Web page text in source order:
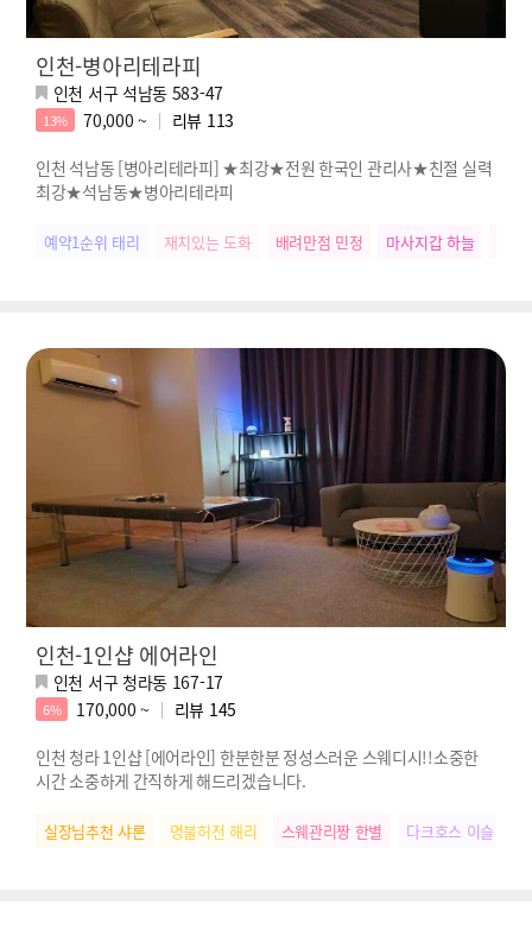
인천-병아리테라피
인천 서구 석남동 583-47
13% 70,000 ~ 리뷰 113
인천 석남동 [병아리테라피] ★최강★전원 한국인 관리사★친절 실력
최강★석남동★병아리테라피
예약1순위 태리 재치있는 도화 배려만점 민정 마사지갑 하늘
인천-1인샵 에어라인
인천 서구 청라동 167-17
6% 170,000 ~ 리뷰 145
인천 청라 1인샵 [에어라인] 한분한분 정성스러운 스웨디시!!소중한
시간 소중하게 간직하게 해드리겠습니다.
실장님추천 샤론 명불허전 해리 스웨관리짱 한별 다크호스 이슬